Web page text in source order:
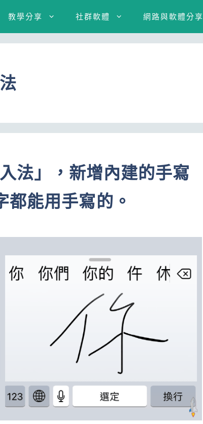
教學分享 社群軟體 網路與軟體分享
法」，新增內建的手寫
都能用手寫的。